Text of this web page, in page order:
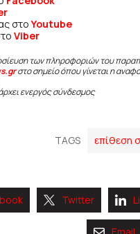
στοYoutube
Viber
των πληροφοριών του
στο σημείο όπου γίνεται η
ενεργός σύνδεσμος
TAGS επίθεση
Twitter